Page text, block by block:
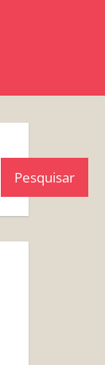
Pesquisar